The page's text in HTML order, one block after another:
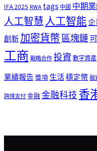
IFA 2025 RWAtags 中國 中期
人工智慧人工智能
創新加密貨幣區塊鏈
工商 戰略合作投資數字資產
業績報告 獎項生活穩定幣融
跨境支付金融 金融科技香